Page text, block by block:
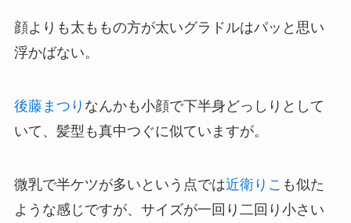
顔よりも太ももの方が太いグラドルはパッと思い
浮かばない。
後藤まつり なんかも小顔で下半身どっしりとして
いて、髪型も真中つぐに似ていますが。
微乳で半ケツが多いという点では近衛りこ も似た
ような感じですが、サイズが一回り二回り小さい